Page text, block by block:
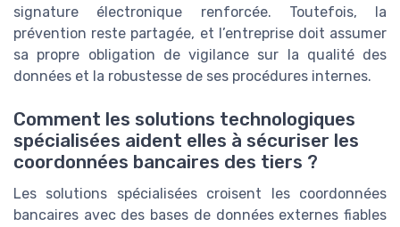
signature électronique renforcée. Toutefois, la
prévention reste partagée, et l’entreprise doit assumer
sa propre obligation de vigilance sur la qualité des
données et la robustesse de ses procédures internes.
Comment les solutions technologiques
spécialisées aident elles à sécuriser les
coordonnées bancaires des tiers ?
Les solutions spécialisées croisent les coordonnées
bancaires avec des bases de données externes fiables